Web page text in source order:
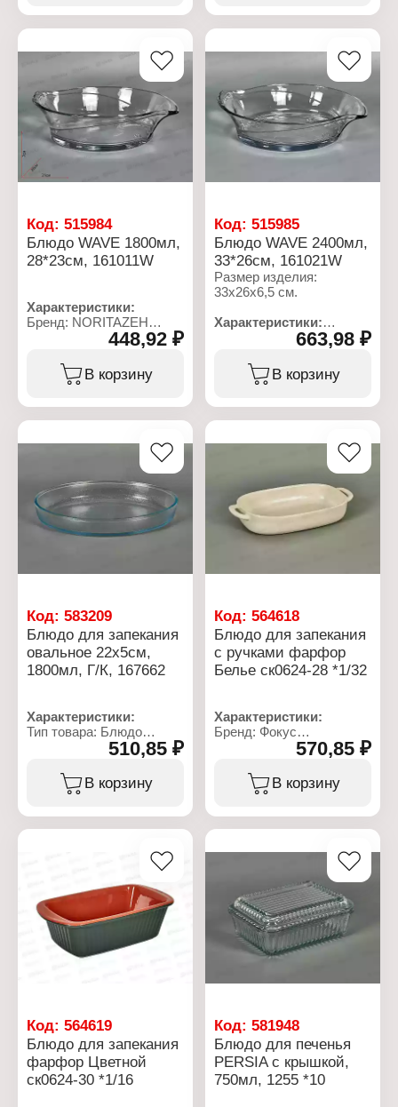
Высота: 10 см
Декор: рельефный узор
Материал: стекло
Упаковка: в коробке
Габаритные размеры:
140х140х100 мм
Декор: рельефный узор
Материал: стекло
Упаковка: в коробке
Использование в СВЧ:
Использование в ПММ:
да
Код: 515984
Блюдо WAVE 1800мл,
28*23см, 161011W
Характеристики:
Бренд: NORITAZEH
Артикул: 161011W
Тип товара: Блюдо
Форма: овальное
Декор: без рисунка
Упаковка: в коробке
Габаритные размеры:
280х200х70 мм
448,92 ₽
В корзину
Код:515985
Блюдо WAVE 2400мл,
33*26см, 161021W
Размер изделия:
33х26х6,5 см.
Характеристики:
Бренд: NORITAZEH
Серия: WAVE
Тип товара: Блюдо
Цвет: прозрачный
Упаковка: в коробке
Высота: 6,5 см
663,98 ₽
В корзину
Код: 583209
Блюдо для запекания
овальное 22х5см,
1800мл, Г/К, 167662
Характеристики:
Тип товара: Блюдо
Назначение: для
Диаметр: 22 см
Высота: 5 см
Использование в СВЧ:
Использование в ПММ:
да
510,85 ₽
В корзину
Код:564618
Блюдо для запекания
с ручками фарфор
Белье ск0624-28 *1/32
Характеристики:
Бренд: Фокус
Артикул: ск0624-28
Тип товара: Блюдо
Назначение: для
Высота: 4 см
Материал: фарфор
Цвет: белый
570,85 ₽
В корзину
Код: 564619
Блюдо для запекания
фарфор Цветной
ск0624-30 *1/16
Код:581948
Блюдо для печенья
PERSIA с крышкой,
750мл, 1255 *10